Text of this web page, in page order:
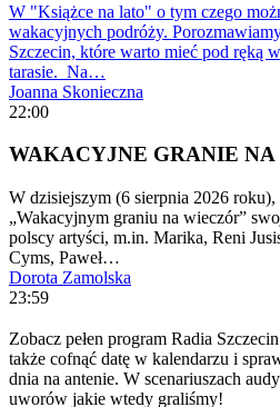
W "Książce na lato" o tym czego
wakacyjnych podróży.
Szczecin, które warto mieć pod ręką
tarasie. Na…
Joanna Skonieczna
22:00
WAKACYJNE GRANIE
W dzisiejszym (6 sierpnia 2026
„Wakacyjnym graniu na wieczór”
polscy artyści, m.in. Marika, Reni
Cyms, Paweł…
Dorota Zamolska
23:59
Zobacz pełen program Radia
także cofnąć datę w kalendarzu i
dnia na antenie. W scenariuszach
uworów jakie wtedy graliśmy!